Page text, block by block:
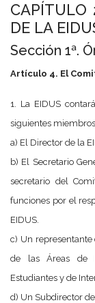
CAPÍTULO
DE LA
Sección 1ª.
Artículo 4. El
1. La EIDUS
siguientes
a) El Director de la
b) El Secretario
secretario del
funciones por el
EIDUS.
c) Un representante
de las Áreas de
Estudiantes y de
d) Un Subdirector